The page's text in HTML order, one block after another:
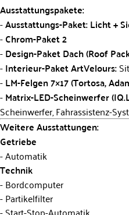
Ausstattungspakete:
Ausstattungs-Paket: Licht +
Chrom-Paket 2
Design-Paket Dach (Roof
Interieur-Paket ArtVelours:
LM-Felgen 7×17 (Tortosa,
Matrix-LED-Scheinwerfer
Scheinwerfer, Fahrassistenz-
Weitere Ausstattungen:
Getriebe
Automatik
Technik
Bordcomputer
Partikelfilter